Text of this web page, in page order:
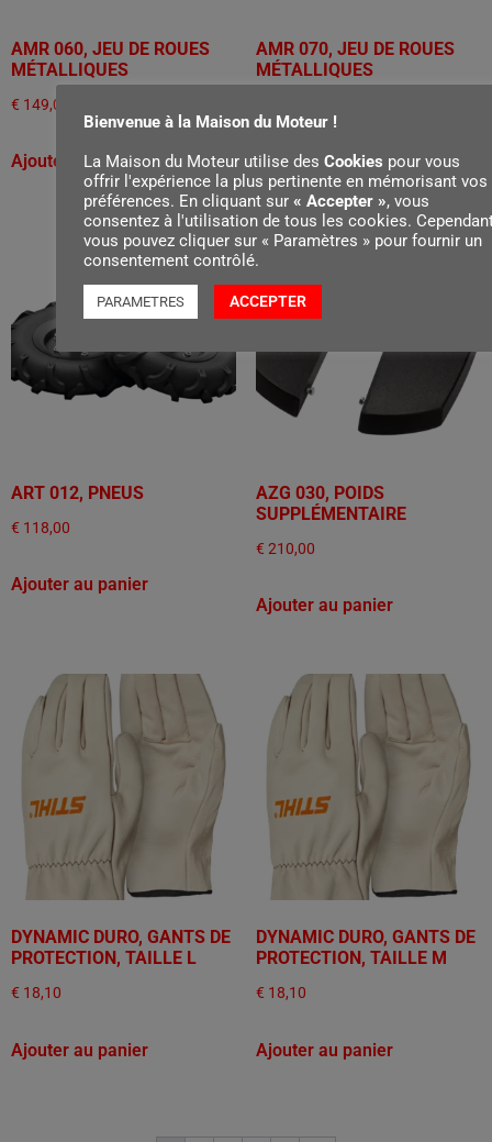
AMR 060, JEU DE ROUES
MÉTALLIQUES
€ 149,00
Ajouter au panier
AMR 070, JEU DE ROUES
MÉTALLIQUES
Ajouter au panier
ART 012, PNEUS
€ 118,00
Ajouter au panier
AZG 030, POIDS
SUPPLÉMENTAIRE
€ 210,00
Ajouter au panier
DYNAMIC DURO, GANTS DE
PROTECTION, TAILLE L
€ 18,10
Ajouter au panier
DYNAMIC DURO, GANTS DE
PROTECTION, TAILLE M
€ 18,10
Ajouter au panier
Bienvenue à la Maison du Moteur !
La Maison du Moteur utilise des Cookies pour vous
offrir l'expérience la plus pertinente en mémorisant vos
préférences. En cliquant sur « Accepter », vous
consentez à l'utilisation de tous les cookies.
vous pouvez cliquer sur « Paramètres » pour fournir un
consentement contrôlé.
PARAMETRES ACCEPTER